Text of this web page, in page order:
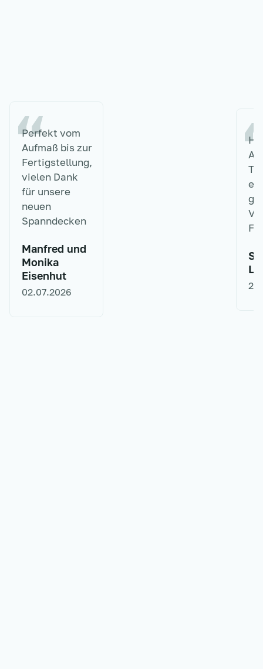
Perfekt vom
Aufmaß bis zur
Fertigstellung,
vielen Dank
für unsere
neuen
Spanndecken
Manfred und
Monika
Eisenhut
02.07.2026